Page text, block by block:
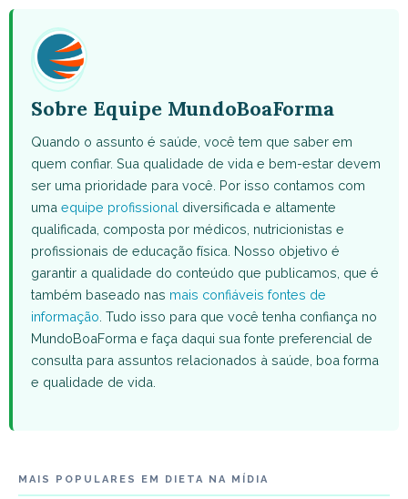
Sobre Equipe MundoBoaForma
Quando o assunto é saúde, você tem que saber em
quem confiar. Sua qualidade de vida e bem-estar devem
ser uma prioridade para você. Por isso contamos com
uma equipe profissional diversificada e altamente
qualificada, composta por médicos, nutricionistas e
profissionais de educação física. Nosso objetivo é
garantir a qualidade do conteúdo que publicamos, que é
também baseado nas mais confiáveis fontes de
informação . Tudo isso para que você tenha confiança no
MundoBoaForma e faça daqui sua fonte preferencial de
consulta para assuntos relacionados à saúde, boa forma
e qualidade de vida.
MAIS POPULARES EM DIETA NA MÍDIA